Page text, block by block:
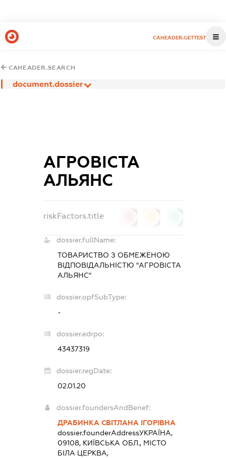
CAHEADER.GETTEST
CAHEADER.SEARCH
document.dossier
АГРОВІСТА
АЛЬЯНС
riskFactors.title
dossier.fullName:
ТОВАРИСТВО З ОБМЕЖЕНОЮ
ВІДПОВІДАЛЬНІСТЮ "АГРОВІСТА
АЛЬЯНС"
dossier.opfSubType:
-
dossier.edrpo:
43437319
dossier.regDate:
02.01.20
dossier.foundersAndBenef:
ДРАБИНКА СВІТЛАНА ІГОРІВНА
dossier.founderAddressУКРАЇНА,
09108, КИЇВСЬКА ОБЛ., МІСТО
БІЛА ЦЕРКВА,